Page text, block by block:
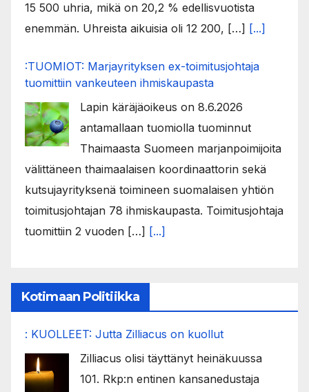
15 500 uhria, mikä on 20,2 % edellisvuotista
enemmän. Uhreista aikuisia oli 12 200, […] [...]
:TUOMIOT: Marjayrityksen ex-toimitusjohtaja
tuomittiin vankeuteen ihmiskaupasta
Lapin käräjäoikeus on 8.6.2026
antamallaan tuomiolla tuominnut
Thaimaasta Suomeen marjanpoimijoita
välittäneen thaimaalaisen koordinaattorin sekä
kutsujayrityksenä toimineen suomalaisen yhtiön
toimitusjohtajan 78 ihmiskaupasta. Toimitusjohtaja
tuomittiin 2 vuoden […] [...]
Kotimaan Politiikka
: KUOLLEET: Jutta Zilliacus on kuollut
Zilliacus olisi täyttänyt heinäkuussa
101. Rkp:n entinen kansanedustaja